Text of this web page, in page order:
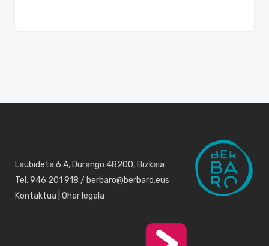
Laubideta 6 A, Durango 48200, Bizkaia
Tel. 946 201 918 / berbaro@berbaro.eus
Kontaktua Ohar legala